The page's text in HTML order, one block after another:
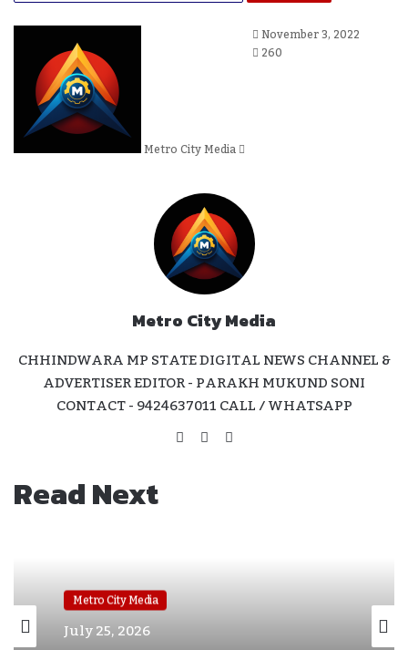
Metro City Media
Send
An
November 3, 2022
260
Metro City Media
CHHINDWARA MP STATE DIGITAL NEWS CHANNEL &
ADVERTISER EDITOR - PARAKH MUKUND SONI
CONTACT - 9424637011 CALL / WHATSAPP
WebsiteFacebook
Read Next
Metro City Media
July 25, 2026